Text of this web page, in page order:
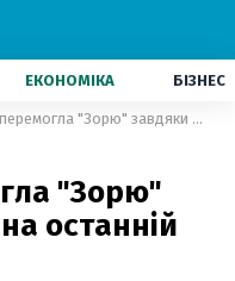
ЕКОНОМІКА БІЗНЕС
"Ворскла" перемогла "Зорю" завдяки автоголу на останній хвилині матчу
"Зорю"
останній